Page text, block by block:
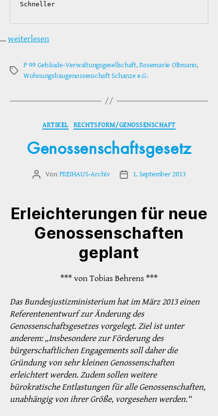
Schneller
… weiterlesen
Schlagwörter
P 99 Gebäude-Verwaltungsgesellschaft,Rosemarie Oltmann,
Wohnungsbaugenossenschaft Schanze e.G.
Kategorien
ARTIKEL RECHTSFORM/GENOSSENSCHAFT
Genossenschaftsgesetz
Beitragsautor
Von FREIHAUS-Archiv Veröffentlichungsdatum
1. September 2013
Erleichterungen für neue
Genossenschaften
geplant
*** von Tobias Behrens ***
Das Bundesjustizministerium hat im März 2013 einen
Referentenentwurf zur Änderung des
Genossenschaftsgesetzes vorgelegt. Ziel ist unter
anderem: „Insbesondere zur Förderung des
bürgerschaftlichen Engagements soll daher die
Gründung von sehr kleinen Genossenschaften
erleichtert werden. Zudem sollen weitere
bürokratische Entlastungen für alle Genossenschaften,
unabhängig von ihrer Größe, vorgesehen werden.“